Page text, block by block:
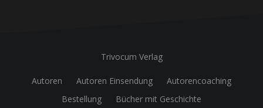
Trivocum Verlag
Autoren Autoren Einsendung
Autorencoaching
Bestellung
Bücher mit Geschichte